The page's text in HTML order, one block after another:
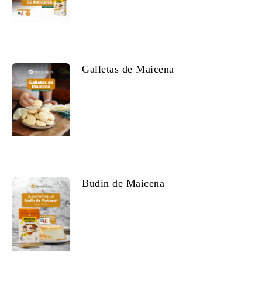
Galletas de Maicena
Budin de Maicena